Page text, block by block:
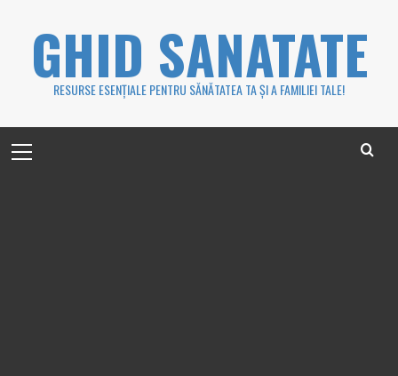
GHID SANATATE
RESURSE ESENȚIALE PENTRU SĂNĂTATEA TA ȘI A FAMILIEI TALE!
Menu